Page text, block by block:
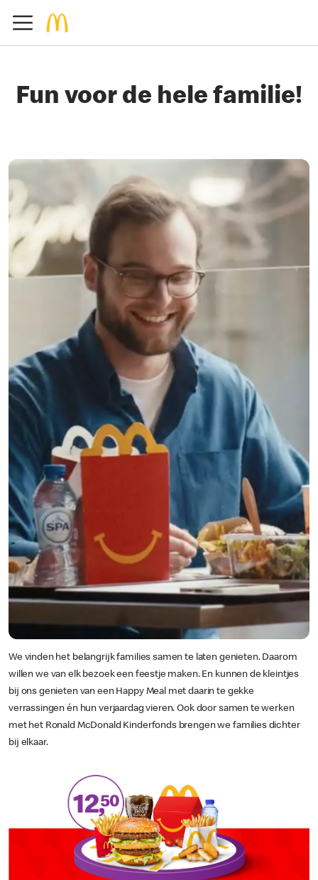
Fun voor de hele familie!
We vinden het belangrijk families samen te laten genieten. Daarom
willen we van elk bezoek een feestje maken. En kunnen de kleintjes
bij ons genieten van een Happy Meal met daarin te gekke
verrassingen én hun verjaardag vieren. Ook door samen te werken
met het Ronald McDonald Kinderfonds brengen we families dichter
bij elkaar.